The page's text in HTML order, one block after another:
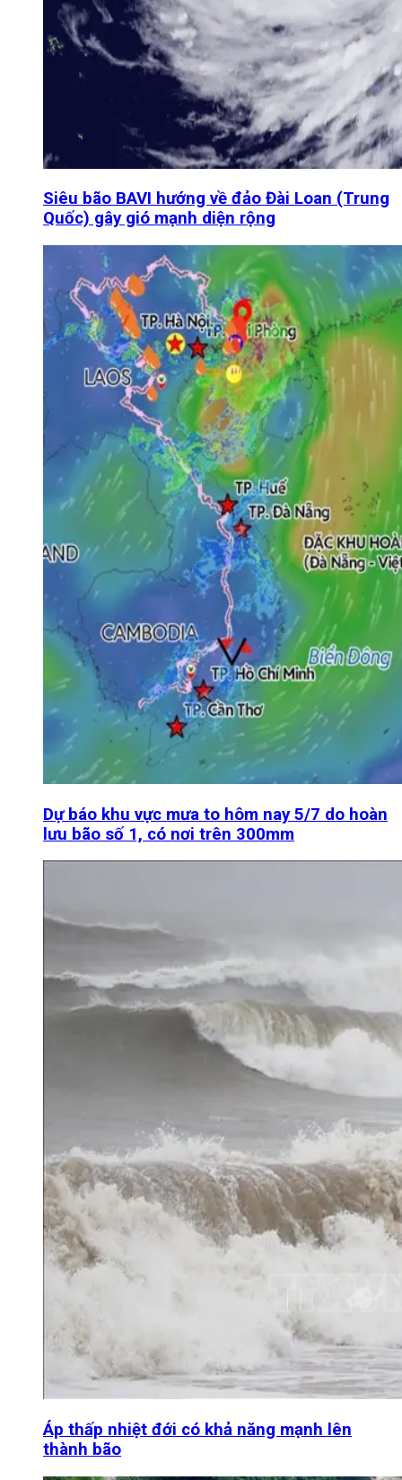
Siêu bão BAVI hướng về đảo Đài Loan (Trung
Quốc) gây gió mạnh diện rộng
Dự báo khu vực mưa to hôm nay 5/7 do hoàn
lưu bão số 1, có nơi trên 300mm
Áp thấp nhiệt đới có khả năng mạnh lên
thành bão